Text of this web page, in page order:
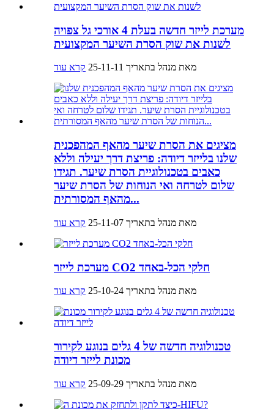
מערכת לייזר חדשה בעלת 4 אורכי גל צפויה
לשנות את שוק הסרת השיער המקצועית
מאת מנהל בתאריך 25-11-11 קרא עוד
מציגים את הסרת שיער מהאף המהפכנית
שלנו בלייזר דיודה: פריצת דרך יעילה וללא
כאבים בטכנולוגיית הסרת שיער. תגידו
שלום לטרחה ואי הנוחות של הסרת שיער
מהאף המסורתית...
מאת מנהל בתאריך 25-11-07 קרא עוד
מערכת לייזר CO2 חלקי הכל-באחד
מאת מנהל בתאריך 25-10-24 קרא עוד
טכנולוגיה חדשה של 4 גלים בנוגע לקירור
מכונת לייזר דיודה
מאת מנהל בתאריך 25-09-29 קרא עוד